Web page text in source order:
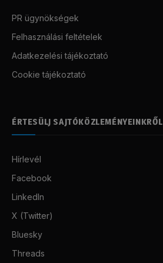
PR ügynökségek
Felhasználási feltételek
Adatkezelési tájékoztató
Cookie tájékoztató
ÉRTESÜLJ SAJTÓKÖZLEMÉNYEINKRŐL
Hírlevél
Facebook
LinkedIn
X (Twitter)
Bluesky
Threads